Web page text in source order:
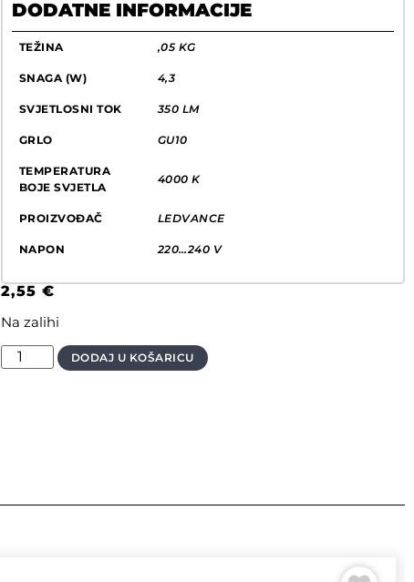
DODATNE INFORMACIJE
TEŽINA ,05 KG
SNAGA (W) 4,3
SVJETLOSNI TOK 350 LM
GRLO GU10
TEMPERATURA
BOJE SVJETLA
4000 K
PROIZVOĐAČ LEDVANCE
NAPON 220…240 V
2,55 €
Na zalihi
DODAJ U KOŠARICU